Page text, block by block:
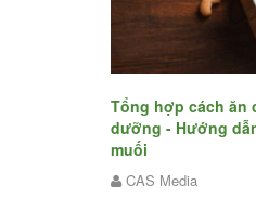
Liệu ăn hạt điều
giảm cân? - Nên
muối như thế nào